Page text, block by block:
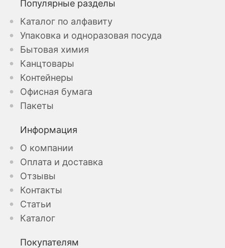
Популярные разделы
Каталог по алфавиту
Упаковка и одноразовая посуда
Бытовая химия
Канцтовары
Контейнеры
Офисная бумага
Пакеты
Информация
О компании
Оплата и доставка
Отзывы
Контакты
Статьи
Каталог
Покупателям